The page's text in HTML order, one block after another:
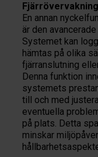
En annan
är den
Systemet kan
hämtas på olika
fjärranslutning
Denna funktion
systemets
till och med
eventuella
på plats. Detta
minskar